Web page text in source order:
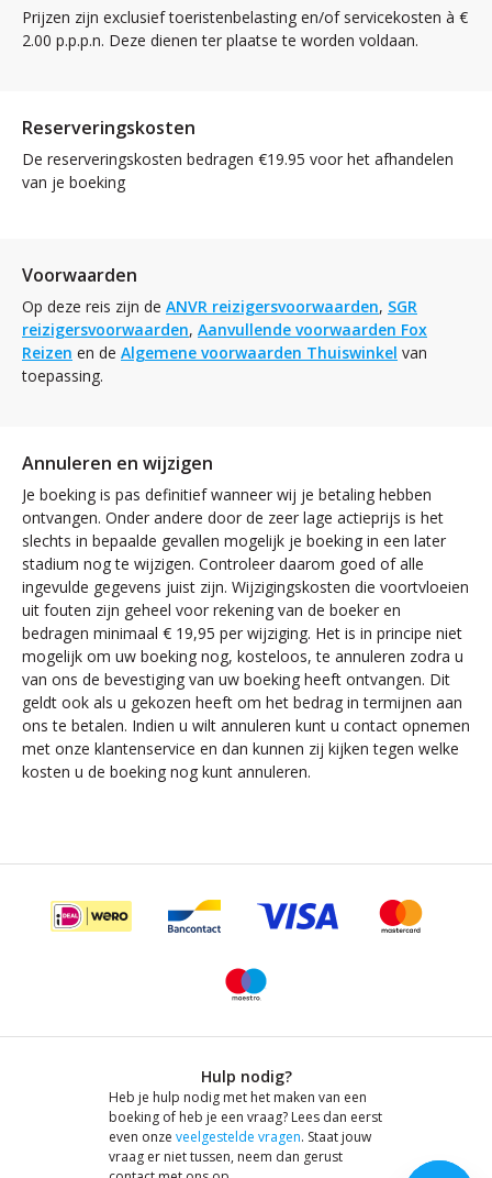
Prijzen zijn exclusief toeristenbelasting en/of servicekosten à €
2.00 p.p.p.n. Deze dienen ter plaatse te worden voldaan.
Reserveringskosten
De reserveringskosten bedragen €19.95 voor het afhandelen
van je boeking
Voorwaarden
Op deze reis zijn de ANVR reizigersvoorwaarden, SGR
reizigersvoorwaarden, Aanvullende voorwaarden Fox
Reizen en de Algemene voorwaarden Thuiswinkel van
toepassing.
Annuleren en wijzigen
Je boeking is pas definitief wanneer wij je betaling hebben
ontvangen. Onder andere door de zeer lage actieprijs is het
slechts in bepaalde gevallen mogelijk je boeking in een later
stadium nog te wijzigen. Controleer daarom goed of alle
ingevulde gegevens juist zijn. Wijzigingskosten die voortvloeien
uit fouten zijn geheel voor rekening van de boeker en
bedragen minimaal € 19,95 per wijziging. Het is in principe niet
mogelijk om uw boeking nog, kosteloos, te annuleren zodra u
van ons de bevestiging van uw boeking heeft ontvangen. Dit
geldt ook als u gekozen heeft om het bedrag in termijnen aan
ons te betalen. Indien u wilt annuleren kunt u contact opnemen
met onze klantenservice en dan kunnen zij kijken tegen welke
kosten u de boeking nog kunt annuleren.
Hulp nodig?
Heb je hulp nodig met het maken van een
boeking of heb je een vraag? Lees dan eerst
even onze veelgestelde vragen. Staat jouw
vraag er niet tussen, neem dan gerust